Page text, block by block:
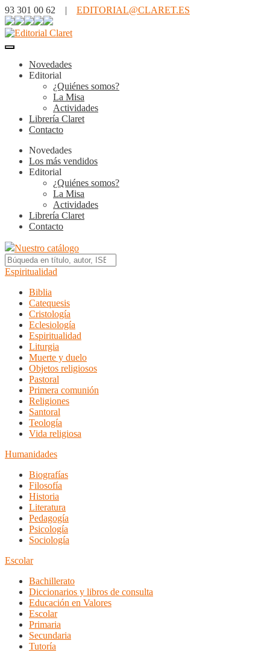
93 301 00 62 | EDITORIAL@CLARET.ES
Novedades
Editorial
¿Quiénes somos?
La Misa
Actividades
Librería Claret
Contacto
Novedades
Los más vendidos
Editorial
¿Quiénes somos?
La Misa
Actividades
Librería Claret
Contacto
Nuestro catálogo
Espiritualidad
Biblia
Catequesis
Cristología
Eclesiología
Espiritualidad
Liturgia
Muerte y duelo
Objetos religiosos
Pastoral
Primera comunión
Religiones
Santoral
Teología
Vida religiosa
Humanidades
Biografías
Filosofía
Historia
Literatura
Pedagogía
Psicología
Sociología
Escolar
Bachillerato
Diccionarios y libros de consulta
Educación en Valores
Escolar
Primaria
Secundaria
Tutoría